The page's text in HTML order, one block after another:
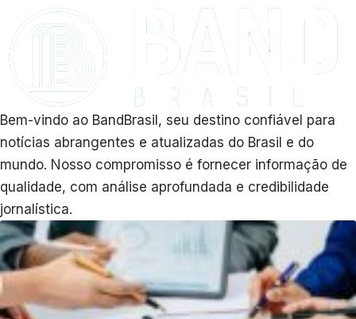
Bem-vindo ao BandBrasil, seu destino confiável para
notícias abrangentes e atualizadas do Brasil e do
mundo. Nosso compromisso é fornecer informação de
qualidade, com análise aprofundada e credibilidade
jornalística.